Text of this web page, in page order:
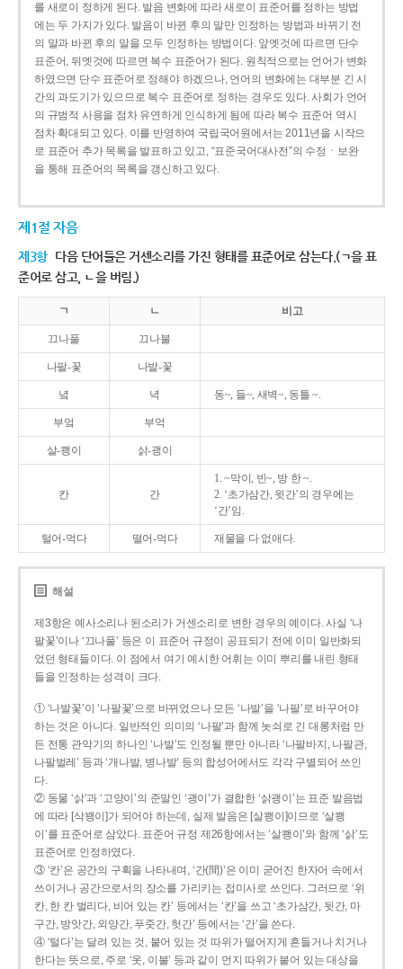
를 새로이 정하게 된다. 발음 변화에 따라 새로이 표준어를 정하는 방법
에는 두 가지가 있다. 발음이 바뀐 후의 말만 인정하는 방법과 바뀌기 전
의 말과 바뀐 후의 말을 모두 인정하는 방법이다. 앞엣것에 따르면 단수
표준어, 뒤엣것에 따르면 복수 표준어가 된다. 원칙적으로는 언어가 변화
하였으면 단수 표준어로 정해야 하겠으나, 언어의 변화에는 대부분 긴 시
간의 과도기가 있으므로 복수 표준어로 정하는 경우도 있다. 사회가 언어
의 규범적 사용을 점차 유연하게 인식하게 됨에 따라 복수 표준어 역시
점차 확대되고 있다. 이를 반영하여 국립국어원에서는 2011년을 시작으
로 표준어 추가 목록을 발표하고 있고, “표준국어대사전”의 수정ㆍ보완
을 통해 표준어의 목록을 갱신하고 있다.
제1절 자음
제3항 다음 단어들은 거센소리를 가진 형태를 표준어로 삼는다.(ㄱ을 표
준어로 삼고, ㄴ을 버림.)
ㄱ ㄴ 비고
끄나풀 끄나불
나팔-꽃 나발-꽃
녘 녁 동~, 들~, 새벽~, 동틀 ~.
부엌 부억
살-쾡이 삵-괭이
칸 간
1. ~막이, 빈~, 방 한 ~.
2. ‘초가삼간, 윗간’의 경우에는
‘간’임.
털어-먹다 떨어-먹다 재물을 다 없애다.
해설
제3항은 예사소리나 된소리가 거센소리로 변한 경우의 예이다. 사실 ‘나
팔꽃’이나 ‘끄나풀’ 등은 이 표준어 규정이 공표되기 전에 이미 일반화되
었던 형태들이다. 이 점에서 여기 예시한 어휘는 이미 뿌리를 내린 형태
들을 인정하는 성격이 크다.
① ‘나발꽃’이 ‘나팔꽃’으로 바뀌었으나 모든 ‘나발’을 ‘나팔’로 바꾸어야
하는 것은 아니다. 일반적인 의미의 ‘나팔’과 함께 놋쇠로 긴 대롱처럼 만
든 전통 관악기의 하나인 ‘나발’도 인정될 뿐만 아니라 ‘나팔바지, 나팔관,
나팔벌레’ 등과 ‘개나발, 병나발’ 등의 합성어에서도 각각 구별되어 쓰인
다.
② 동물 ‘삵’과 ‘고양이’의 준말인 ‘괭이’가 결합한 ‘삵괭이’는 표준 발음법
에 따라 [삭꽹이]가 되어야 하는데, 실제 발음은 [살쾡이]이므로 ‘살쾡
이’를 표준어로 삼았다. 표준어 규정 제26항에서는 ‘살쾡이’와 함께 ‘삵’도
표준어로 인정하였다.
③ ‘칸’은 공간의 구획을 나타내며, ‘간(間)’은 이미 굳어진 한자어 속에서
쓰이거나 공간으로서의 장소를 가리키는 접미사로 쓰인다. 그러므로 ‘위
칸, 한 칸 벌리다, 비어 있는 칸’ 등에서는 ‘칸’을 쓰고 ‘초가삼간, 뒷간, 마
구간, 방앗간, 외양간, 푸줏간, 헛간’ 등에서는 ‘간’을 쓴다.
④ ‘털다’는 달려 있는 것, 붙어 있는 것 따위가 떨어지게 흔들거나 치거나
한다는 뜻으로, 주로 ‘옷, 이불’ 등과 같이 먼지 따위가 붙어 있는 대상을